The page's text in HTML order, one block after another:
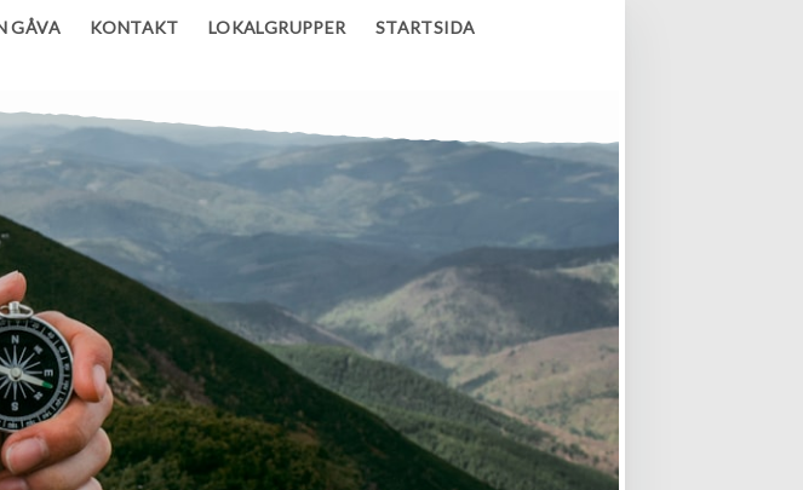
GÅVA KONTAKT LOKALGRUPPER STARTSIDA